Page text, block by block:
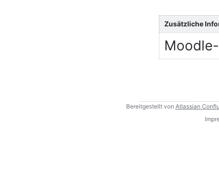
Zusätzliche
Bereitgestellt von Atlassian